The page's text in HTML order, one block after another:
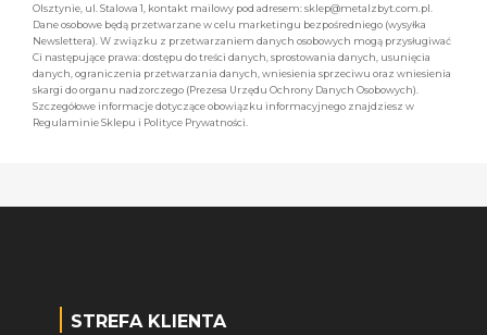
Olsztynie, ul. Stalowa 1, kontakt mailowy pod adresem: sklep@metalzbyt.com.pl.
Dane osobowe będą przetwarzane w celu marketingu bezpośredniego (wysyłka
Newslettera). W związku z przetwarzaniem danych osobowych mogą przysługiwać
Ci następujące prawa: dostępu do treści danych, sprostowania danych, usunięcia
danych, ograniczenia przetwarzania danych, wniesienia sprzeciwu oraz wniesienia
skargi do organu nadzorczego (Prezesa Urzędu Ochrony Danych Osobowych).
Szczegółowe informacje dotyczące obowiązku informacyjnego znajdziesz w
Regulaminie Sklepu i Polityce Prywatności.
STREFA KLIENTA